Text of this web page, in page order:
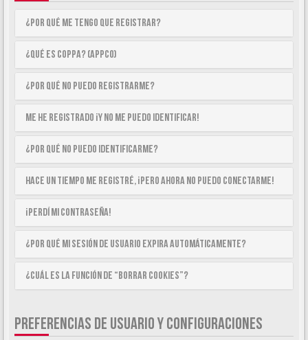
¿Por qué me tengo que registrar?
¿Qué es COPPA? (APPCO)
¿Por qué no puedo registrarme?
Me he registrado ¡y no me puedo identificar!
¿Por qué no puedo identificarme?
Hace un tiempo me registré, ¡pero ahora no puedo conectarme!
¡Perdí mi contraseña!
¿Por qué mi sesión de usuario expira automáticamente?
¿Cuál es la función de “Borrar cookies”?
PREFERENCIAS DE USUARIO Y CONFIGURACIONES